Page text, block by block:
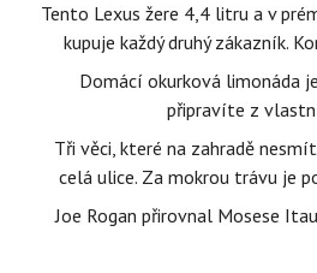
Tento Lexus žere 4,4 litru a v
kupuje každý druhý zákazník.
Domácí okurková limonáda
připravíte z
Tři věci, které na zahradě
celá ulice. Za mokrou trávu je
Joe Rogan přirovnal Mosese